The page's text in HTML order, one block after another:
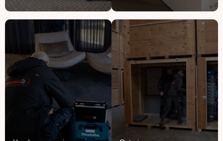
Handyman
service
Voor het ophangen,
monteren en demonteren
van je spullen.
Lees Meer
Ontruimen
Opruimen of ontruimen:
van knusse flat tot groot
bedrijfspand.
Lees Meer